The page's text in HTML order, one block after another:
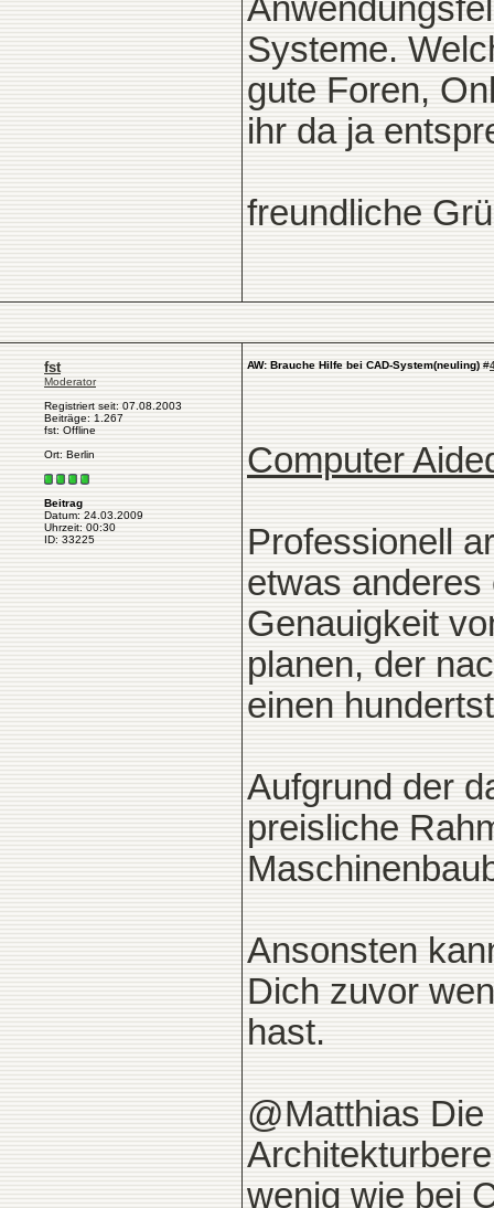
Systeme.
gute Foren,
ihr da ja
freundliche
fst
Moderator
Registriert seit: 07.08.2003
Beiträge: 1.267
fst: Offline
Ort: Berlin
Beitrag
Datum: 24.03.2009
Uhrzeit: 00:30
ID: 33225
AW: Brauche Hilfe bei CAD-System(neuling) #
Computer
Professionell
etwas
Genauigkeit
planen, der
einen
Aufgrund der
preisliche
Ansonsten
Dich zuvor
hast.
@Matthias
wenig wie bei